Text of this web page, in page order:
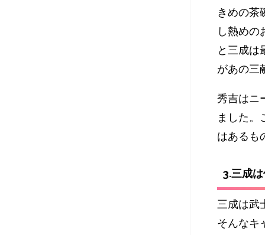
きめの茶
し熱めの
と三成は
があの三
秀吉はニ
ました。
はあるも
3.三成
三成は武
そんなキ